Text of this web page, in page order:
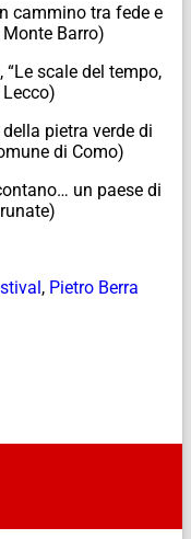
cammino tra fede e
Barro)
scale del tempo,
pietra verde di
di Como)
un paese di
, Pietro Berra